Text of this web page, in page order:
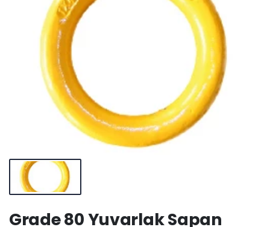
Grade 80 Yuvarlak Sapan